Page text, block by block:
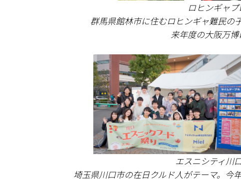
ロヒンギャ
群馬県館林市に住むロヒンギャ難民の
来年度の大阪万博
エスニシティ川
埼玉県川口市の在日クルド人がテーマ。今